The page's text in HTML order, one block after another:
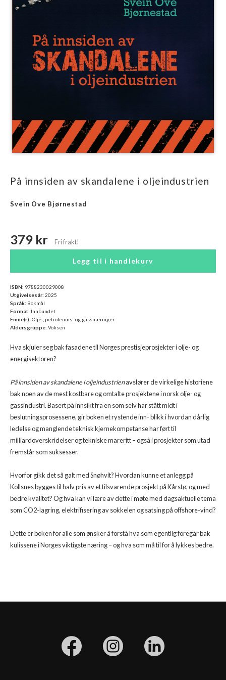
På innsiden av skandalene i oljeindustrien
Svein Ove Bjørnestad
379 kr
Legg til i handlekurv
Hva skjuler seg bak fasadene til Norges prestisjeprosjekter i olje- og
energisektoren?
På innsiden av skandalene i oljeindustrienavslører de virkelige historiene
bak noen av de mest kostbare og omtalte prosjektene i norsk olje- og
gassindustri. Basert på innsikt fra en som selv har stått midt i
beslutningsprosessene, gir boken et rystende inn- blikk i hvordan dårlig
ledelse og manglende teknisk kjernekompetanse har ført til
milliardoverskridelser og tekniske mareritt – også i prosjekter som utad
fremstår som suksesser.
Hvorfor gikk det så galt med Snøhvit? Hvordan kunne et anlegg på
Kollsnes bygges til halv pris av et tilsvarende prosjekt på Kårstø, og med
bedre kvalitet? Og hva kan vi lære av dette i møte med dagsaktuelle tema
som CO2-lagring, elektrifisering av sokkelen og satsing på offshore-vind?
Dette er boken for alle som ønsker å forstå hva som egentlig foregår bak
kulissene i Norges viktigste næring – og hva som må til for å lykkes bedre.
ISBN: 9788230029008
Utgivelsesår: 2025
Språk: Bokmål
Format: Innbundet
Emne(r): Olje-, petroleums- og gassnæringer
Aldersgruppe: Voksen